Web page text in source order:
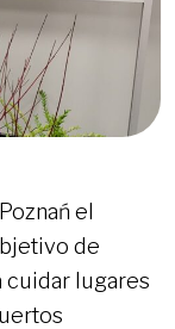
el
de
cuidar lugares